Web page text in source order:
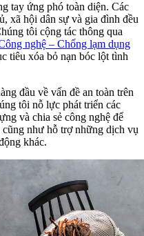
tay ứng phó toàn diện. Các
xã hội dân sự và gia đình đều
tôi cộng tác thông qua
nghệ – Chống lạm dụng
tiêu xóa bỏ nạn bóc lột tình
đầu về vấn đề an toàn trên
tôi nỗ lực phát triển các
và chia sẻ công nghệ để
như hỗ trợ những dịch vụ
khác.